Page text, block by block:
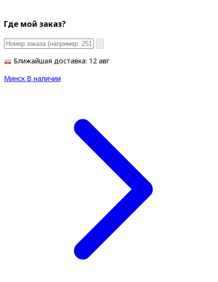
Где мой заказ?
Ближайшая доставка: 12 авг
Минск В наличии